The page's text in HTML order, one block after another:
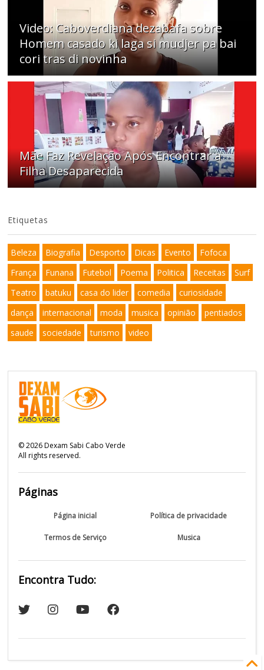
Video: Caboverdiana dezabafa sobre
Homem casado ki laga si mudjer pa bai
cori tras di novinha
Mãe Faz Revelação Após Encontrar a
Filha Desaparecida
Etiquetas
Beleza Biografia Desporto Dicas Evento
Fofoca
França
Funana Futebol Poema Politica Receitas
Surf
Teatro
batuku casa do lider comedia
curiosidade
dança
internacional moda musica opinião
pentiados
saude
sociedade turismo video
©2026Dexam Sabi Cabo Verde
All rights reserved.
Páginas
Página inicial Política de privacidade
Termos de Serviço Musica
Encontra Tudo: